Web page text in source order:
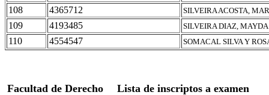
108 4365712 SILVEIRA ACOSTA,
109 4193485 SILVEIRA DIAZ,
110 4554547 SOMACAL SILVA Y
Facultad de Derecho Lista de inscriptos a examen